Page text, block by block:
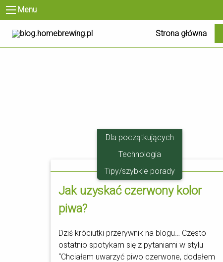
Menu
Strona główna
23.03
Dla początkujących
Technologia
Tipy/szybkie porady
Jak uzyskać czerwony kolor
piwa?
Dziś króciutki przerywnik na blogu… Często
ostatnio spotykam się z pytaniami w stylu
“Chciałem uwarzyć piwo czerwone, dodałem